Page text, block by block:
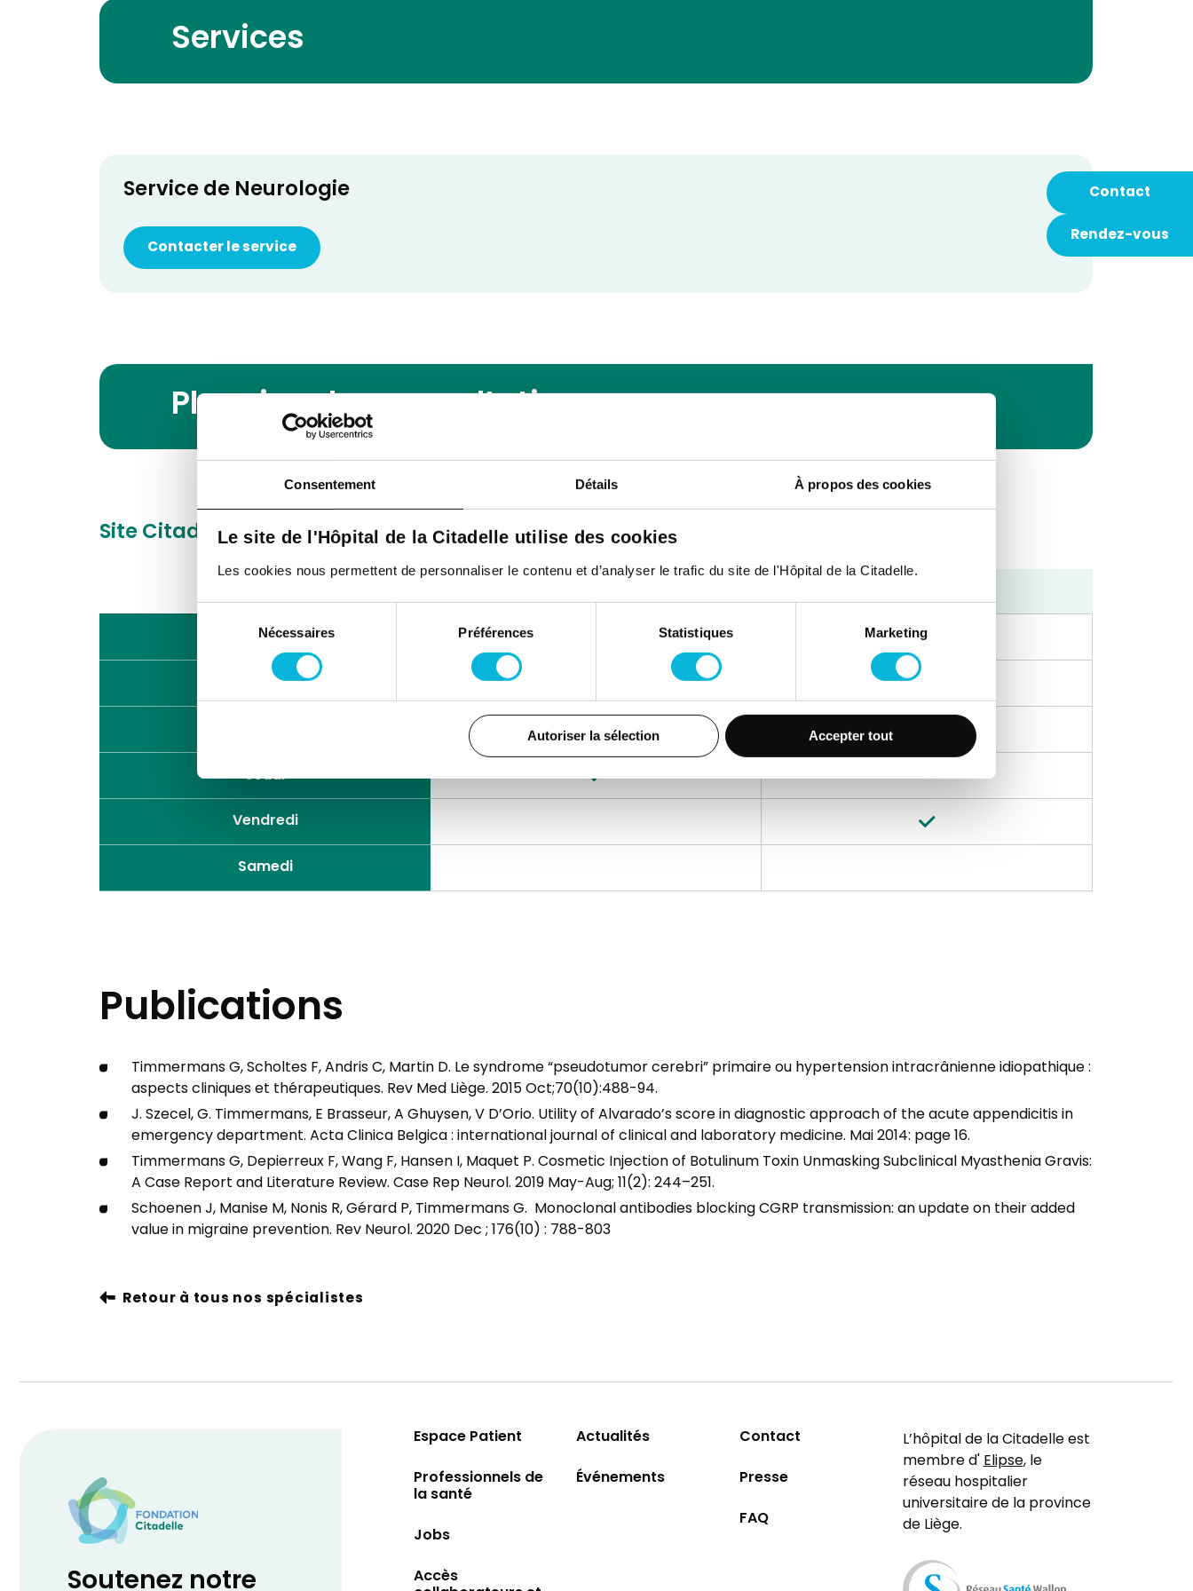
Consentement Détails À propos des cookies
Le site de l'Hôpital de la Citadelle utilise des cookies
Les cookies nous permettent de personnaliser le contenu et d’analyser le trafic du site de l'Hôpital de la Citadelle.
Sélection
consentement
Nécessaires Préférences Statistiques Marketing
Autoriser la sélection Accepter tout
Contact
Rendez-vous
Services
Service de Neurologie
Contacter le service
Planning des consultations
Site Citadelle Boulevard du 12e de Ligne 1,4000, Liège
Lundi
Mardi
Jeudi
Vendredi
Samedi
Publications
Timmermans G, Scholtes F, Andris C, Martin D. Le syndrome “pseudotumor cerebri” primaire ou hypertension intracrânienne idiopathique :
aspects cliniques et thérapeutiques. Rev Med Liège. 2015 Oct;70(10):488-94.
J. Szecel, G. Timmermans, E Brasseur, A Ghuysen, V D’Orio. Utility of Alvarado’s score in diagnostic approach of the acute appendicitis in
emergency department. Acta Clinica Belgica : international journal of clinical and laboratory medicine. Mai 2014: page 16.
Timmermans G, Depierreux F, Wang F, Hansen I, Maquet P. Cosmetic Injection of Botulinum Toxin Unmasking Subclinical Myasthenia Gravis:
A Case Report and Literature Review. Case Rep Neurol. 2019 May-Aug; 11(2): 244–251.
Schoenen J, Manise M, Nonis R, Gérard P, Timmermans G. Monoclonal antibodies blocking CGRP transmission: an update on their added
value in migraine prevention. Rev Neurol. 2020 Dec ; 176(10) : 788-803
Retour à tous nos spécialistes
Soutenez notre
Espace Patient
Professionnels de
la santé
Jobs
Accès
Actualités
Événements
Contact
Presse
FAQ
L’hôpital de la Citadelle est
membre d'Elipse, le
réseau hospitalier
universitaire de la province
de Liège.